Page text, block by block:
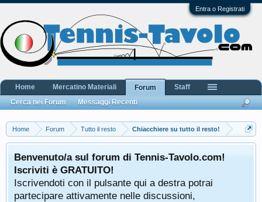
Entra o Registrati
Home Forum Tutto il resto Chiacchiere su tutto il resto!
Benvenuto/a sul forum di Tennis-Tavolo.com!
Iscriviti è GRATUITO!
Iscrivendoti con il pulsante qui a destra potrai
partecipare attivamente nelle discussioni,
Home Mercatino Materiali
Forum
Cerca nei Forum
Messaggi Recenti
Staff